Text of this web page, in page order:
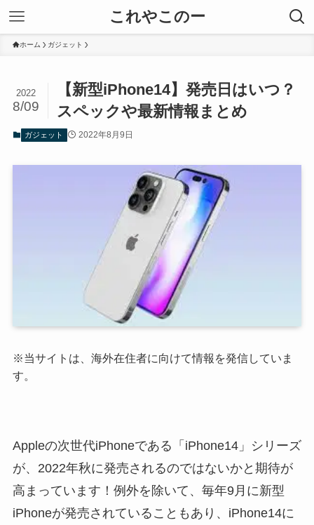
これやこのー
ホーム ガジェット
【新型iPhone14】発売日はいつ？
スペックや最新情報まとめ
2022
8/09
ガジェット 2022年8月9日
※当サイトは、海外在住者に向けて情報を発信していま
す。
Appleの次世代iPhoneである「iPhone14」シリーズ
が、2022年秋に発売されるのではないかと期待が
高まっています！例外を除いて、毎年9月に新型
iPhoneが発売されていることもあり、iPhone14に